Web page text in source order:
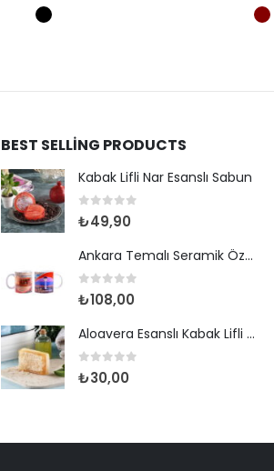
BEST SELLING PRODUCTS
Kabak Lifli Nar Esanslı Sabun
0 out of 5
₺49,90
Ankara Temalı Seramik Özel Baskılı Kupa 80*95mm
0 out of 5
₺108,00
Aloavera Esanslı Kabak Lifli Sabun
0 out of 5
₺30,00